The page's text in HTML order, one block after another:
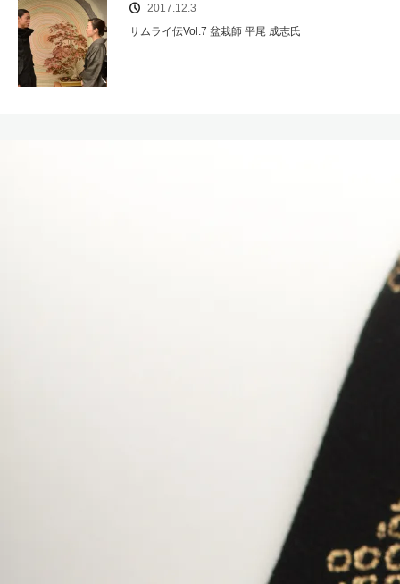
2017.12.3
サムライ伝Vol.7 盆栽師 平尾 成志氏